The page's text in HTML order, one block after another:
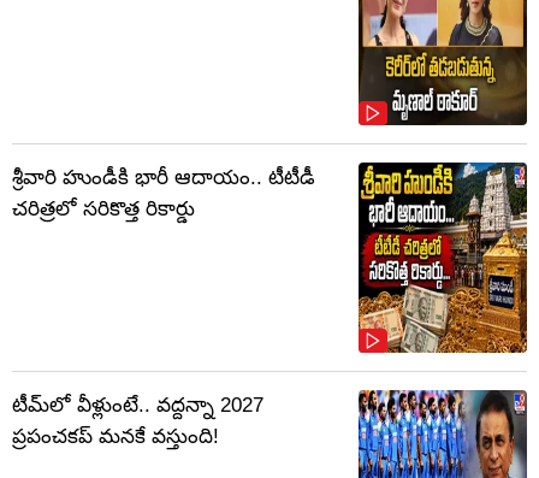
శ్రీవారి హుండీకి భారీ ఆదాయం.. టీటీడీ
చరిత్రలో సరికొత్త రికార్డు
టీమ్‌లో వీళ్లుంటే.. వద్దన్నా 2027
ప్రపంచకప్‌ మనకే వస్తుంది!